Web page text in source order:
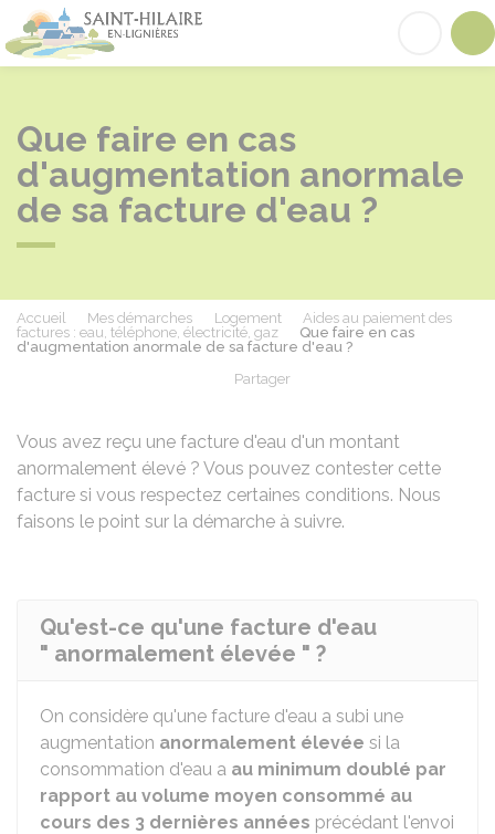
Saint-Hilaire-en-Lignières
Que faire en cas
d'augmentation anormale
de sa facture d'eau ?
Accueil Mes démarches Logement
Aides au paiement des
factures : eau, téléphone, électricité, gaz
Que faire en cas
d'augmentation anormale de sa facture d'eau ?
Partager
Vous avez reçu une facture d'eau d'un montant
anormalement élevé ? Vous pouvez contester cette
facture si vous respectez certaines conditions. Nous
faisons le point sur la démarche à suivre.
Qu'est-ce qu'une facture d'eau
" anormalement élevée " ?
On considère qu'une facture d'eau a subi une
augmentation anormalement élevée si la
consommation d'eau a au minimum doublé par
rapport au volume moyen consommé au
cours des 3 dernières années précédant l'envoi